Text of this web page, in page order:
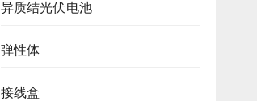
异质结光伏电池
弹性体
接线盒